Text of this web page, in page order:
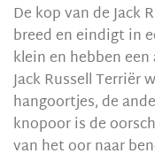
De kop van de Jack
breed en eindigt in
klein en hebben
Jack Russell Terriër
hangoortjes, de
knopoor is de
van het oor naar